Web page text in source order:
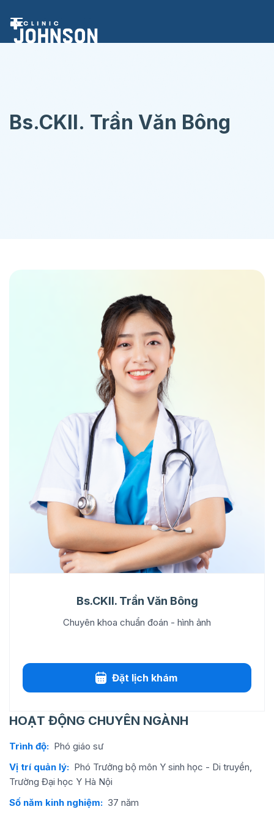
đến
Bs.CKII. Trần Văn Bông
Bs.CKII. Trần Văn Bông
Chuyên khoa chuẩn đoán - hình ảnh
Đặt lịch khám
HOẠT ĐỘNG CHUYÊN NGÀNH
Trình độ: Phó giáo sư
Vị trí quản lý: Phó Trưởng bộ môn Y sinh học - Di truyền,
Trường Đại học Y Hà Nội
Số năm kinh nghiệm: 37 năm